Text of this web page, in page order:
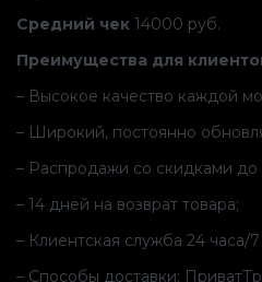
Средний чек 14000 руб.
Преимущества для
– Высокое качество каждой
– Широкий, постоянно
– Распродажи со скидками до
– 14 дней на возврат товара;
– Клиентская служба 24 часа/
– Способы доставки: